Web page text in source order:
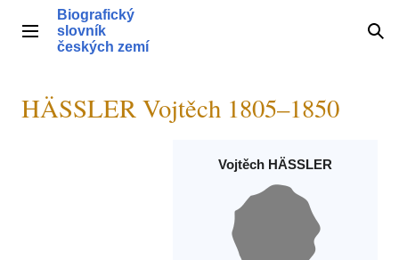
obsahHlavní menu
Biografický
slovník
českých zemí
HÄSSLER Vojtěch 1805–1850
Vojtěch HÄSSLER